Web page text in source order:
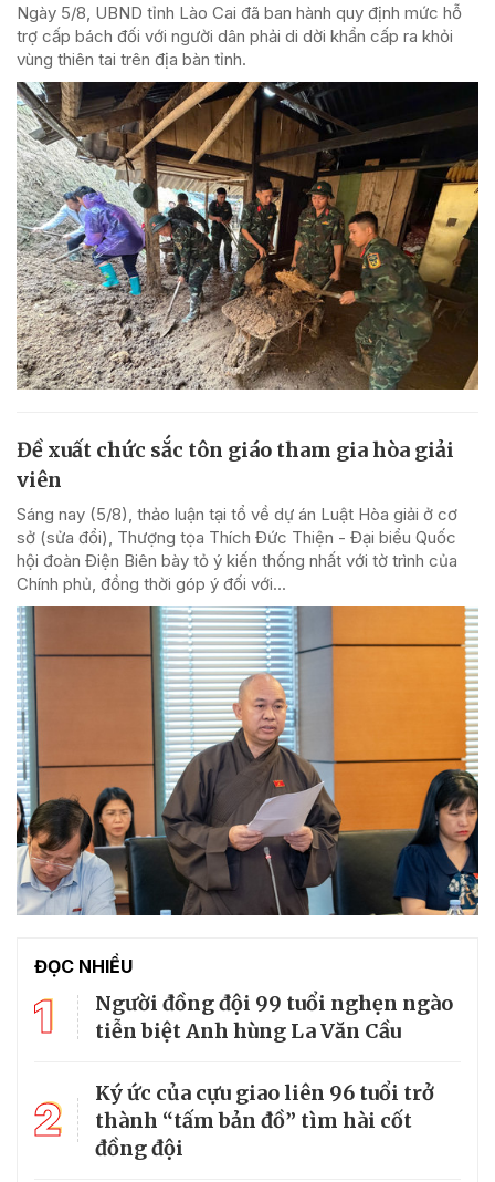
Ngày 5/8, UBND tỉnh Lào Cai đã ban hành quy định mức hỗ
trợ cấp bách đối với người dân phải di dời khẩn cấp ra khỏi
vùng thiên tai trên địa bàn tỉnh.
Đề xuất chức sắc tôn giáo tham gia hòa giải
viên
Sáng nay (5/8), thảo luận tại tổ về dự án Luật Hòa giải ở cơ
sở (sửa đổi), Thượng tọa Thích Đức Thiện - Đại biểu Quốc
hội đoàn Điện Biên bày tỏ ý kiến thống nhất với tờ trình của
Chính phủ, đồng thời góp ý đối với...
ĐỌC NHIỀU
1
Người đồng đội 99 tuổi nghẹn ngào
tiễn biệt Anh hùng La Văn Cầu
2
Ký ức của cựu giao liên 96 tuổi trở
thành “tấm bản đồ” tìm hài cốt
đồng đội